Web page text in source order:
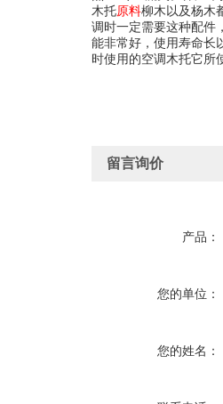
木托原料柳木以及杨木
调时一定需要这种配件
能非常好，使用寿命长
时使用的空调木托它所
留言询价
产品：
您的单位：
您的姓名：